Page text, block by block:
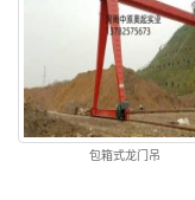
包箱式龙门吊